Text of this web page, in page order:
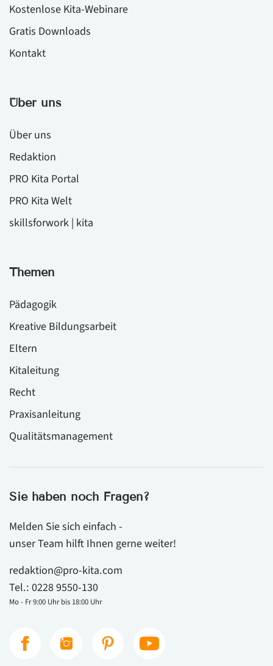
Kostenlose Kita-Webinare
Gratis Downloads
Kontakt
Über uns
Über uns
Redaktion
PRO Kita Portal
PRO Kita Welt
skillsforwork | kita
Themen
Pädagogik
Kreative Bildungsarbeit
Eltern
Kitaleitung
Recht
Praxisanleitung
Qualitätsmanagement
Sie haben noch Fragen?
Melden Sie sich einfach -
unser Team hilft Ihnen gerne weiter!
redaktion@pro-kita.com
Tel.:0228 9550-130
Mo - Fr 9:00 Uhr bis 18:00 Uhr